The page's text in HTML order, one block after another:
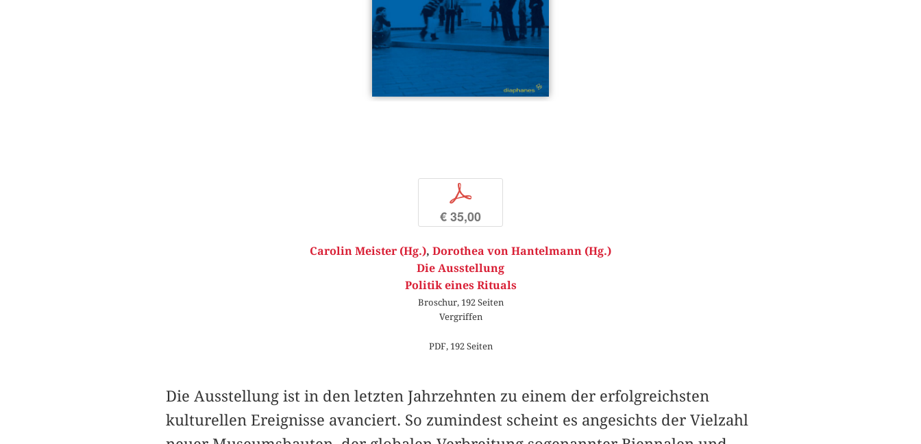
p
€ 35,00
Carolin Meister (Hg.), Dorothea von Hantelmann (Hg.)
Die Ausstellung
Politik eines Rituals
Broschur, 192 Seiten
Vergriffen
PDF, 192 Seiten
Die Ausstellung ist in den letzten Jahrzehnten zu einem der erfolgreichsten
kulturellen Ereignisse avanciert. So zumindest scheint es angesichts der Vielzahl